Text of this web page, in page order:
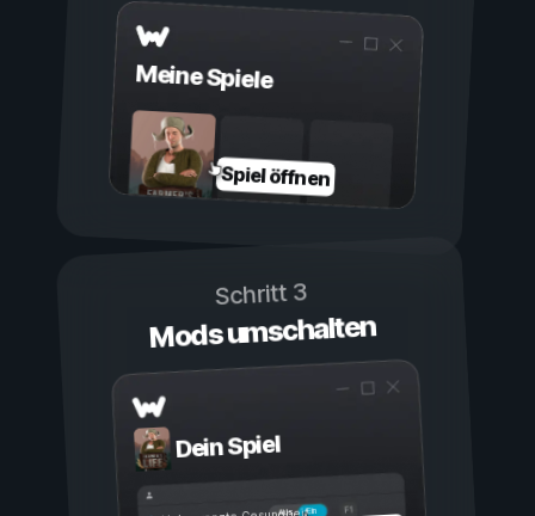
Meine Spiele
Spiel öffnen
Schritt 3
Mods umschalten
Dein Spiel
Ein
Aus